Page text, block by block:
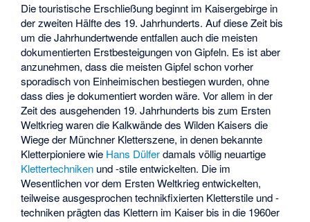
Die touristische Erschließung beginnt im Kaisergebirge in
der zweiten Hälfte des 19. Jahrhunderts. Auf diese Zeit bis
um die Jahrhundertwende entfallen auch die meisten
dokumentierten Erstbesteigungen von Gipfeln. Es ist aber
anzunehmen, dass die meisten Gipfel schon vorher
sporadisch von Einheimischen bestiegen wurden, ohne
dass dies je dokumentiert worden wäre. Vor allem in der
Zeit des ausgehenden 19. Jahrhunderts bis zum Ersten
Weltkrieg waren die Kalkwände des Wilden Kaisers die
Wiege der Münchner Kletterszene, in denen bekannte
Kletterpioniere wie Hans Dülferdamals völlig neuartige
Klettertechniken und -stile entwickelten. Die im
Wesentlichen vor dem Ersten Weltkrieg entwickelten,
teilweise ausgesprochen technikfixierten Kletterstile und -
techniken prägten das Klettern im Kaiser bis in die 1960er